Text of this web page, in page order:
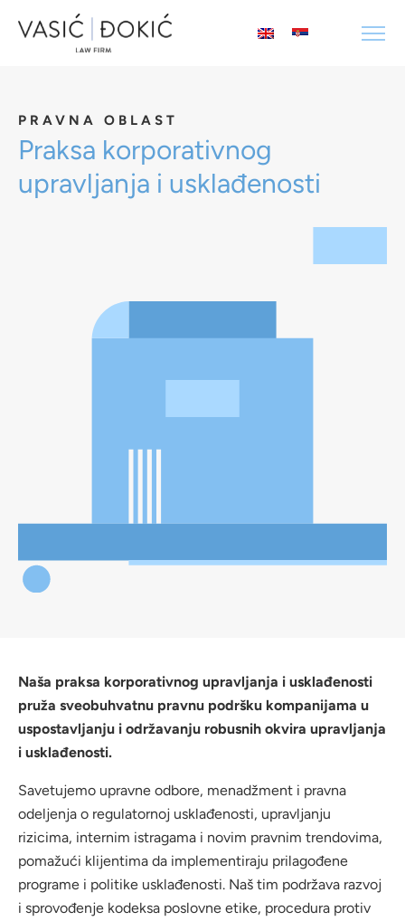
PRAVNA OBLAST
Praksa korporativnog
upravljanja i usklađenosti
Naša praksa korporativnog upravljanja i usklađenosti
pruža sveobuhvatnu pravnu podršku kompanijama u
uspostavljanju i održavanju robusnih okvira upravljanja
i usklađenosti.
Savetujemo upravne odbore, menadžment i pravna
odeljenja o regulatornoj usklađenosti, upravljanju
rizicima, internim istragama i novim pravnim trendovima,
pomažući klijentima da implementiraju prilagođene
programe i politike usklađenosti. Naš tim podržava razvoj
i sprovođenje kodeksa poslovne etike, procedura protiv